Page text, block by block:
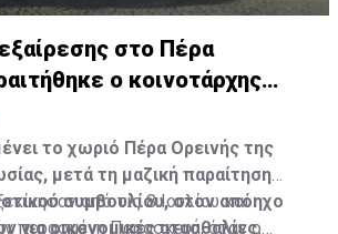
στο Πέρα
ο κοινοτάρχης
το χωριό Πέρα Ορεινής της
μετά τη μαζική παραίτηση
συμβουλίου, στον απόηχο
για οικονομικές ατασθαλίες.
από τις 8 Ιουλίου και
περασμένη Παρασκευή, όταν ο